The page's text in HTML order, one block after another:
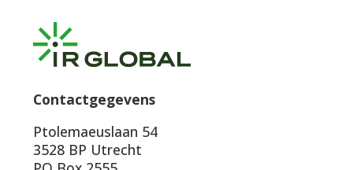
Contactgegevens
Ptolemaeuslaan 54
3528 BP Utrecht